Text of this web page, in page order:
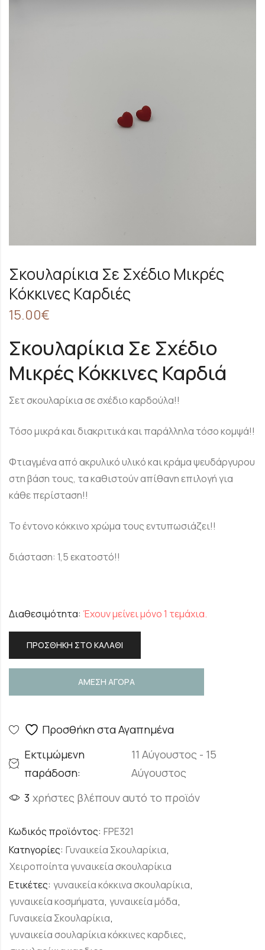
Σκουλαρίκια Σε Σχέδιο Μικρές
Κόκκινες Καρδιές
15.00€
Σκουλαρίκια Σε Σχέδιο
Μικρές Κόκκινες Καρδιά
Σετ σκουλαρίκια σε σχέδιο καρδούλα!!
Τόσο μικρά και διακριτικά και παράλληλα τόσο κομψά!!
Φτιαγμένα από ακρυλικό υλικό και κράμα ψευδάργυρου
στη βάση τους, τα καθιστούν απίθανη επιλογή για
κάθε περίσταση!!
Το έντονο κόκκινο χρώμα τους εντυπωσιάζει!!
διάσταση: 1,5 εκατοστό!!
Διαθεσιμότητα: Έχουν μείνει μόνο 1 τεμάχια.
ΠΡΟΣΘΉΚΗ ΣΤΟ ΚΑΛΆΘΙ
ΑΜΕΣΗ ΑΓΟΡΑ
Προσθήκη στα Αγαπημένα
Εκτιμώμενη
παράδοση:
11 Αύγουστος - 15
Αύγουστος
3 χρήστες βλέπουν αυτό το προϊόν
Κωδικός προϊόντος: FPE321
Κατηγορίες: Γυναικεία Σκουλαρίκια,
Χειροποίητα γυναικεία σκουλαρίκια
Ετικέτες: γυναικεία κόκκινα σκουλαρίκια,
γυναικεία κοσμήματα, γυναικεία μόδα,
Γυναικεία Σκουλαρίκια,
γυναικεία σουλαρίκια κόκκινες καρδιες,